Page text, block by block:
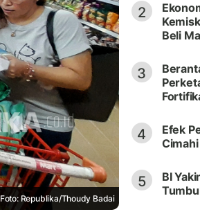
Foto: Republika/Thoudy Badai
2
Beli
3
4
Efek
5
BI